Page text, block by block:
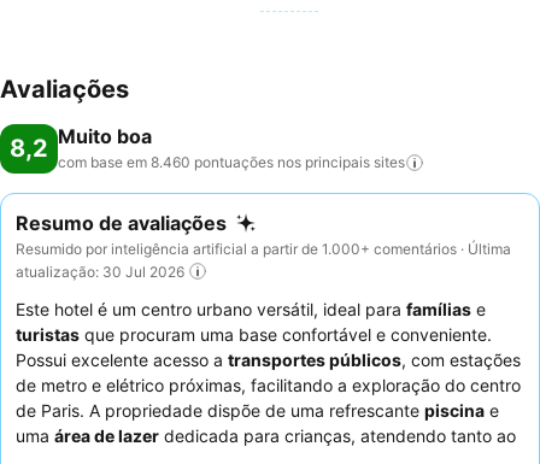
Avaliações
8,2 Muito boa
com base em 8.460 pontuações nos principais sites
Resumo de avaliações
Resumido por inteligência artificial a partir de 1.000+ comentários · Última
atualização: 30 Jul 2026
Este hotel é um centro urbano versátil, ideal para famílias e
turistas que procuram uma base confortável e conveniente.
Possui excelente acesso a transportes públicos, com estações
de metro e elétrico próximas, facilitando a exploração do centro
de Paris. A propriedade dispõe de uma refrescante piscina e
uma área de lazer dedicada para crianças, atendendo tanto ao